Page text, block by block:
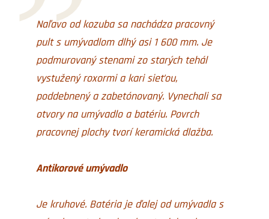
Naľavo od kozuba sa nachádza pracovný
pult s umývadlom dlhý asi 1 600 mm. Je
podmurovaný stenami zo starých tehál
vystužený roxormi a kari sieťou,
poddebnený a zabetónovaný. Vynechali sa
otvory na umývadlo a batériu. Povrch
pracovnej plochy tvorí keramická dlažba.
Antikorové umývadlo
Je kruhové. Batéria je ďalej od umývadla s